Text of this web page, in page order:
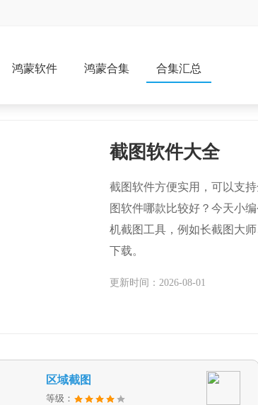
鸿蒙软件 鸿蒙合集 合集汇总
截图软件大全
截图软件方便实用，可以支
图软件哪款比较好？今天小
机截图工具，例如长截图大
下载。
更新时间：2026-08-01
区域截图
等级：